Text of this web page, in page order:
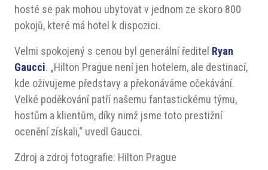
hosté se pak mohou ubytovat v jednom ze skoro 800
pokojů, které má hotel k dispozici.
Velmi spokojený s cenou byl generální ředitel Ryan
Gaucci. „Hilton Prague není jen hotelem, ale destinací,
kde oživujeme představy a překonáváme očekávání.
Velké poděkování patří našemu fantastickému týmu,
hostům a klientům, díky nimž jsme toto prestižní
ocenění získali,“ uvedl Gaucci.
Zdroj a zdroj fotografie: Hilton Prague